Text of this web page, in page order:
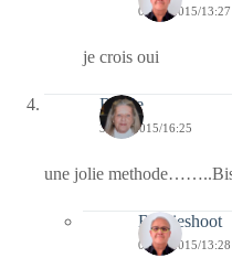
05/05/2015/13:27
je crois oui
Renee
30/04/2015/16:25
une jolie
Bernieshoot
05/05/2015/13:28